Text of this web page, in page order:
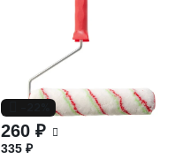
260 ₽
335 ₽